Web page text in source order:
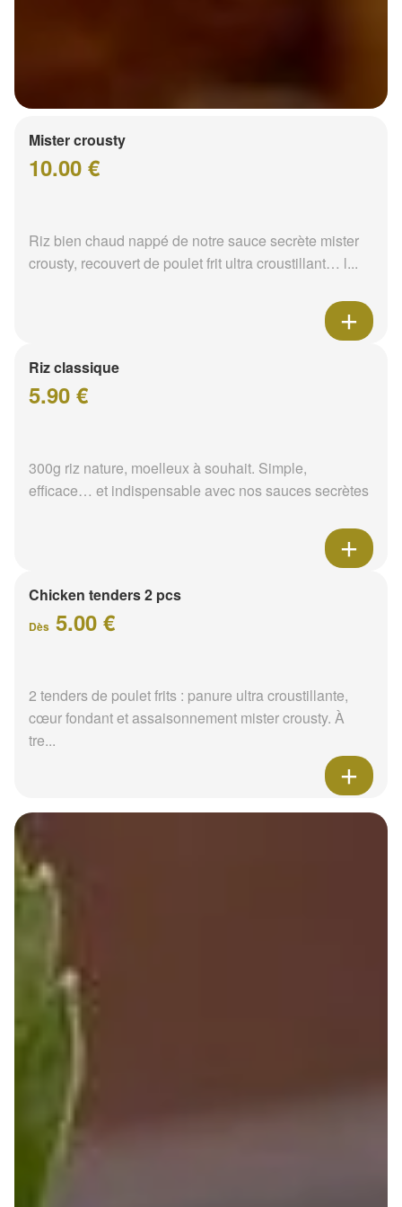
Mister crousty
10.00 €
Riz bien chaud nappé de notre sauce secrète mister
crousty, recouvert de poulet frit ultra croustillant… l...
Riz classique
5.90 €
300g riz nature, moelleux à souhait. Simple,
efficace… et indispensable avec nos sauces secrètes
Chicken tenders 2 pcs
Dès 5.00 €
2 tenders de poulet frits : panure ultra croustillante,
cœur fondant et assaisonnement mister crousty. À
tre...